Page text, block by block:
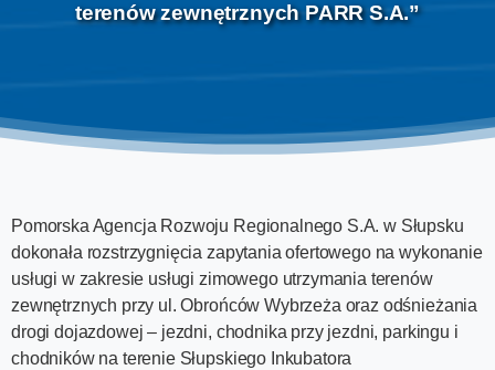
terenów zewnętrznych PARR S.A.”
Pomorska Agencja Rozwoju Regionalnego S.A. w Słupsku
dokonała rozstrzygnięcia zapytania ofertowego na wykonanie
usługi w zakresie usługi zimowego utrzymania terenów
zewnętrznych przy ul. Obrońców Wybrzeża oraz odśnieżania
drogi dojazdowej – jezdni, chodnika przy jezdni, parkingu i
chodników na terenie Słupskiego Inkubatora